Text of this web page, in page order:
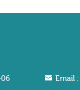
Email :